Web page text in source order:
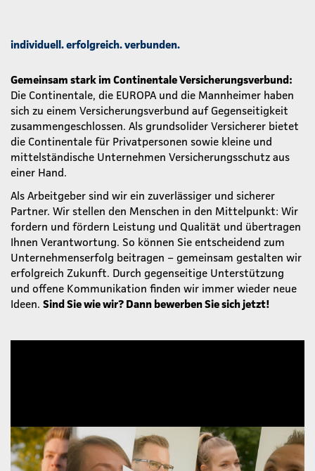
individuell. erfolgreich. verbunden.
Gemeinsam stark im Continentale Versicherungsverbund:
Die Continentale, die EUROPA und die Mannheimer haben
sich zu einem Versicherungsverbund auf Gegenseitigkeit
zusammengeschlossen. Als grundsolider Versicherer bietet
die Continentale für Privatpersonen sowie kleine und
mittelständische Unternehmen Versicherungsschutz aus
einer Hand.
Als Arbeitgeber sind wir ein zuverlässiger und sicherer
Partner. Wir stellen den Menschen in den Mittelpunkt: Wir
fordern und fördern Leistung und Qualität und übertragen
Ihnen Verantwortung. So können Sie entscheidend zum
Unternehmenserfolg beitragen – gemeinsam gestalten wir
erfolgreich Zukunft. Durch gegenseitige Unterstützung
und offene Kommunikation finden wir immer wieder neue
Ideen. Sind Sie wie wir? Dann bewerben Sie sich jetzt!